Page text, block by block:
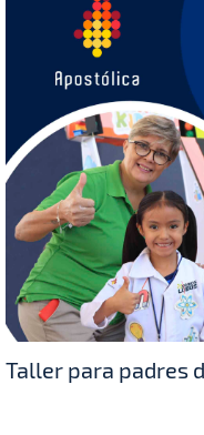
Taller para padres